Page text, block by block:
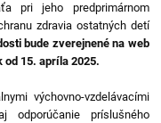
pri jeho predprimárnom
zdravia ostatných detí
bude zverejnené na web
15. apríla 2025.
výchovno-vzdelávacími
odporúčanie príslušného